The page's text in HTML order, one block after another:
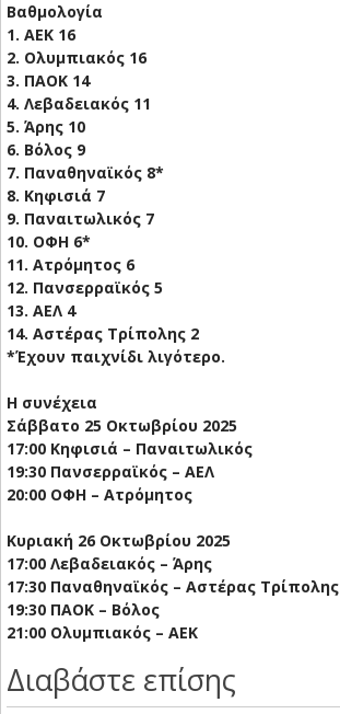
Βαθμολογία
1. ΑΕΚ 16
2. Ολυμπιακός 16
3. ΠΑΟΚ 14
4. Λεβαδειακός 11
5. Άρης 10
6. Βόλος 9
7. Παναθηναϊκός 8*
8. Κηφισιά 7
9. Παναιτωλικός 7
10. ΟΦΗ 6*
11. Ατρόμητος 6
12. Πανσερραϊκός 5
13. ΑΕΛ 4
14. Αστέρας Τρίπολης 2
*Έχουν παιχνίδι λιγότερο.
Η συνέχεια
Σάββατο 25 Οκτωβρίου 2025
17:00 Κηφισιά – Παναιτωλικός
19:30 Πανσερραϊκός – ΑΕΛ
20:00 ΟΦΗ – Ατρόμητος
Κυριακή 26 Οκτωβρίου 2025
17:00 Λεβαδειακός – Άρης
17:30 Παναθηναϊκός – Αστέρας Τρίπολης
19:30 ΠΑΟΚ – Βόλος
21:00 Ολυμπιακός – ΑΕΚ
Διαβάστε επίσης